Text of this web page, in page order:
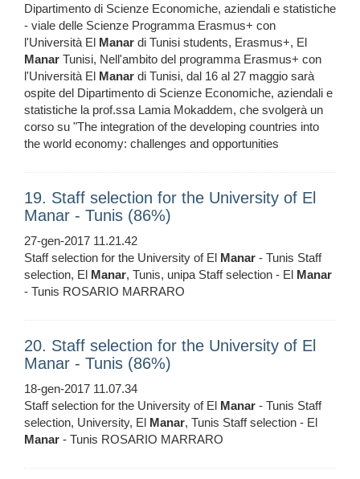
Dipartimento di Scienze Economiche, aziendali e statistiche
- viale delle Scienze Programma Erasmus+ con
l'Università El Manar di Tunisi students, Erasmus+, El
Manar Tunisi, Nell'ambito del programma Erasmus+ con
l'Università El Manar di Tunisi, dal 16 al 27 maggio sarà
ospite del Dipartimento di Scienze Economiche, aziendali e
statistiche la prof.ssa Lamia Mokaddem, che svolgerà un
corso su "The integration of the developing countries into
the world economy: challenges and opportunities
19. Staff selection for the University of El
Manar - Tunis (86%)
27-gen-2017 11.21.42
Staff selection for the University of El Manar - Tunis Staff
selection, El Manar, Tunis, unipa Staff selection - El Manar
- Tunis ROSARIO MARRARO
20. Staff selection for the University of El
Manar - Tunis (86%)
18-gen-2017 11.07.34
Staff selection for the University of El Manar - Tunis Staff
selection, University, El Manar, Tunis Staff selection - El
Manar - Tunis ROSARIO MARRARO